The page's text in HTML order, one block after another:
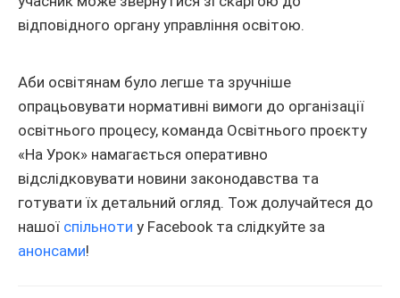
відповідного органу управління освітою.
Аби освітянам було легше та зручніше
опрацьовувати нормативні вимоги до організації
освітнього процесу, команда Освітнього проєкту
«На Урок» намагається оперативно
відслідковувати новини законодавства та
готувати їх детальний огляд. Тож долучайтеся до
нашої спільноти у Facebook та слідкуйте за
анонсами!